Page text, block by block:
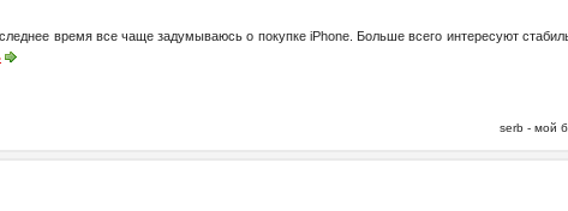
время все чаще задумываюсь о покупке iPhone. Больше всего интересуют
serb - мой